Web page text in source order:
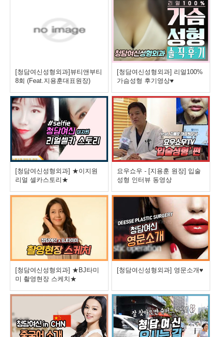
[청담여신성형외과]뷰티앤부티
8회 (Feat.지용훈대표원장)
[청담여신성형외과] 리얼100%
가슴성형 후기영상♥
[청담여신성형외과] ★이지원
리얼 셀카스토리★
요우쇼우 - [지용훈 원장] 입술
성형 인터뷰 동영상
[청담여신성형외과] ★BJ타미
미 촬영현장 스케치★
[청담여신성형외과] 영문소개♥